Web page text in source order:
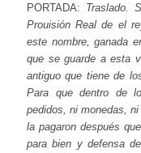
PORTADA: Traslado.
Prouisión Real de el
este nombre, ganada
que se guarde a esta
antiguo que tiene de
Para que dentro de
pedidos, ni monedas,
la pagaron después
para bien y defensa